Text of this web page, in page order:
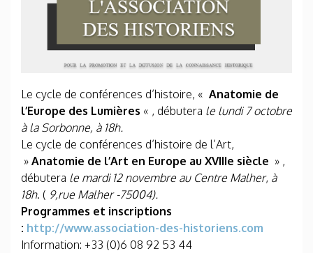
Le cycle de conférences d’histoire, « Anatomie de
l’Europe des Lumières « , débutera le lundi 7 octobre
à la Sorbonne, à 18h.
Le cycle de conférences d’histoire de l’Art,
» Anatomie de l’Art en Europe au XVIIIe siècle » ,
débutera le mardi 12 novembre au Centre Malher, à
18h. ( 9,rue Malher -75004).
Programmes et inscriptions
: http://www.association-des-historiens.com
Information: +33 (0)6 08 92 53 44